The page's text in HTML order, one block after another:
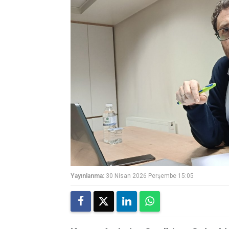
Yayınlanma: 30 Nisan 2026 Perşembe 15:05